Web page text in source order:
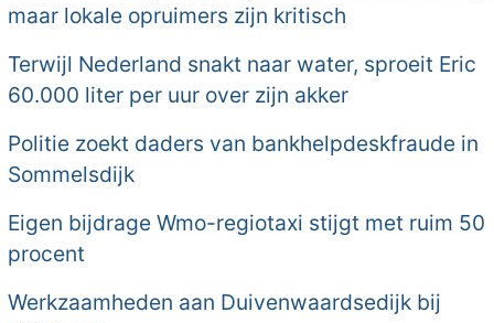
maar lokale opruimers zijn kritisch
Terwijl Nederland snakt naar water, sproeit Eric
60.000 liter per uur over zijn akker
Politie zoekt daders van bankhelpdeskfraude in
Sommelsdijk
Eigen bijdrage Wmo-regiotaxi stijgt met ruim 50
procent
Werkzaamheden aan Duivenwaardsedijk bij